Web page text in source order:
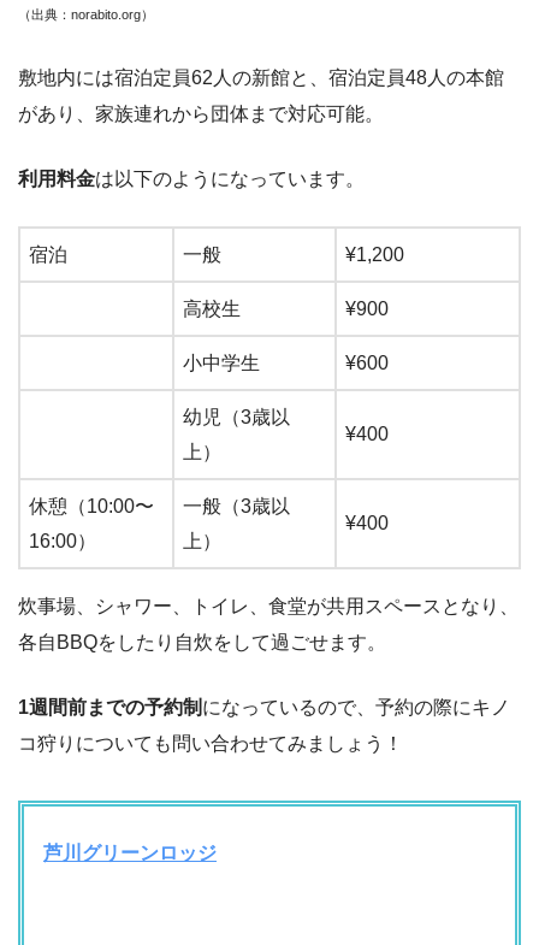
（出典：norabito.org）
敷地内には宿泊定員62人の新館と、宿泊定員48人の本館
があり、家族連れから団体まで対応可能。
利用料金は以下のようになっています。
宿泊 一般 ¥1,200
高校生 ¥900
小中学生 ¥600
幼児（3歳以
上）
¥400
休憩（10:00〜
16:00）
一般（3歳以
上）
¥400
炊事場、シャワー、トイレ、食堂が共用スペースとなり、
各自BBQをしたり自炊をして過ごせます。
1週間前までの予約制 になっているので、予約の際にキノ
コ狩りについても問い合わせてみましょう！
芦川グリーンロッジ